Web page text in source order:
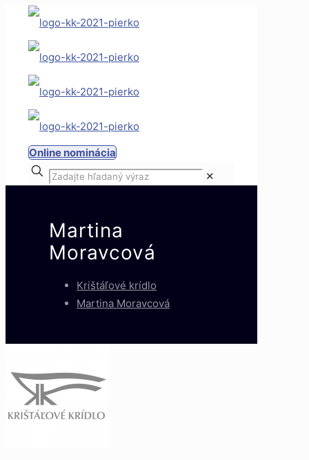
Online nominácia
✕
Martina
Moravcová
Krištáľové krídlo
Martina Moravcová